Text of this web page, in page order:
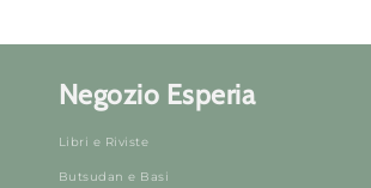
Negozio Esperia
Libri e Riviste
Butsudan e Basi